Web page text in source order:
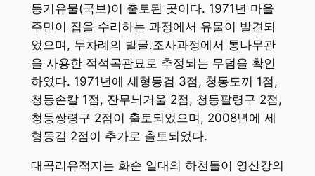
동기유물(국보)이 출토된 곳이다. 1971년 마을
주민이 집을 수리하는 과정에서 유물이 발견되
었으며, 두차례의 발굴.조사과정에서 통나무관
을 사용한 적석목관묘로 추정되는 무덤을 확인
하였다. 1971년에 세형동검 3점, 청동도끼 1점,
청동손칼 1점, 잔무늬거울 2점, 청동팔령구 2점,
청동쌍령구 2점이 출토되었으며, 2008년에 세
형동검 2점이 추가로 출토되었다.
대곡리유적지는 화순 일대의 하천들이 영산강의